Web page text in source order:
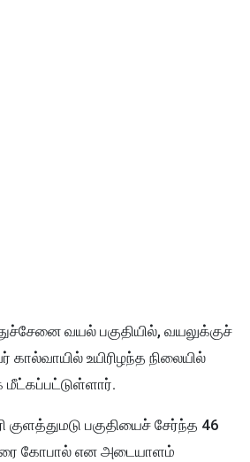
வயல் பகுதியில், வயலுக்குச்
கால்வாயில் உயிரிழந்த நிலையில்
மீட்கப்பட்டுள்ளார்.
குளத்துமடு பகுதியைச் சேர்ந்த 46
கோபால் என அடையாளம்